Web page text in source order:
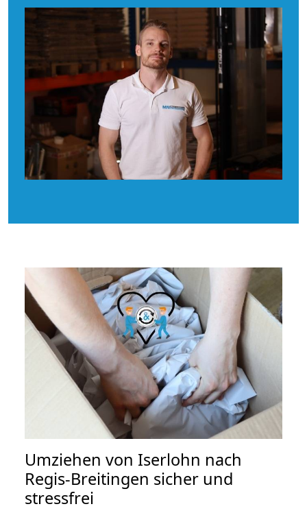
Umziehen von Iserlohn nach
Regis-Breitingen sicher und
stressfrei